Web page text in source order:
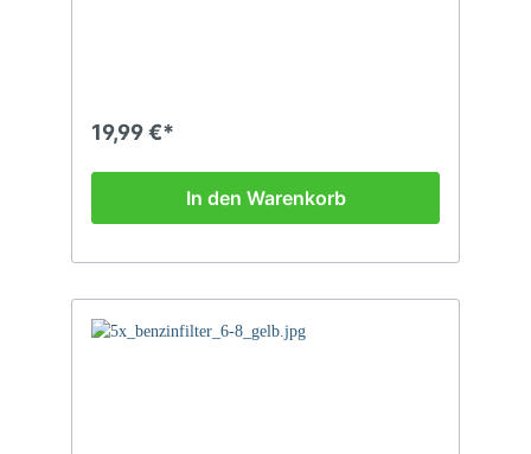
19,99 €*
In den Warenkorb